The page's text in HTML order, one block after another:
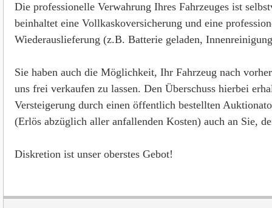
Die professionelle Verwahrung Ihres Fahrzeuges ist
beinhaltet eine Vollkaskoversicherung und eine
Wiederauslieferung (z.B. Batterie geladen,
Sie haben auch die Möglichkeit, Ihr Fahrzeug nach
uns frei verkaufen zu lassen. Den Überschuss hierbei
Versteigerung durch einen öffentlich bestellten
(Erlös abzüglich aller anfallenden Kosten) auch an Sie,
Diskretion ist unser oberstes Gebot!